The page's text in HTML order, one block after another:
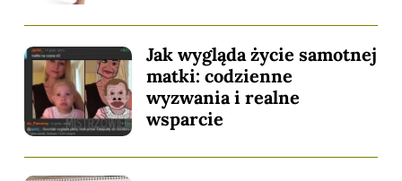
Jak wygląda życie samotnej
matki: codzienne
wyzwania i realne
wsparcie